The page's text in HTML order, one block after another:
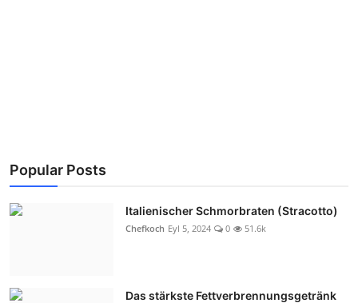
Popular Posts
Italienischer Schmorbraten (Stracotto)
Chefkoch Eyl 5, 2024 0 51.6k
Das stärkste Fettverbrennungsgetränk